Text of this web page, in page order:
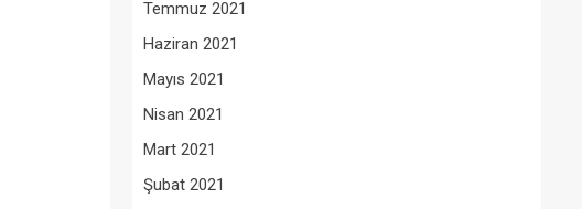
Temmuz 2021
Haziran 2021
Mayıs 2021
Nisan 2021
Mart 2021
Şubat 2021